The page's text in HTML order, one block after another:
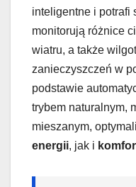
inteligentne i potrafi
monitorują różnice
wiatru, a także
zanieczyszczeń w
podstawie
trybem naturalnym,
mieszanym,
energii, jak i